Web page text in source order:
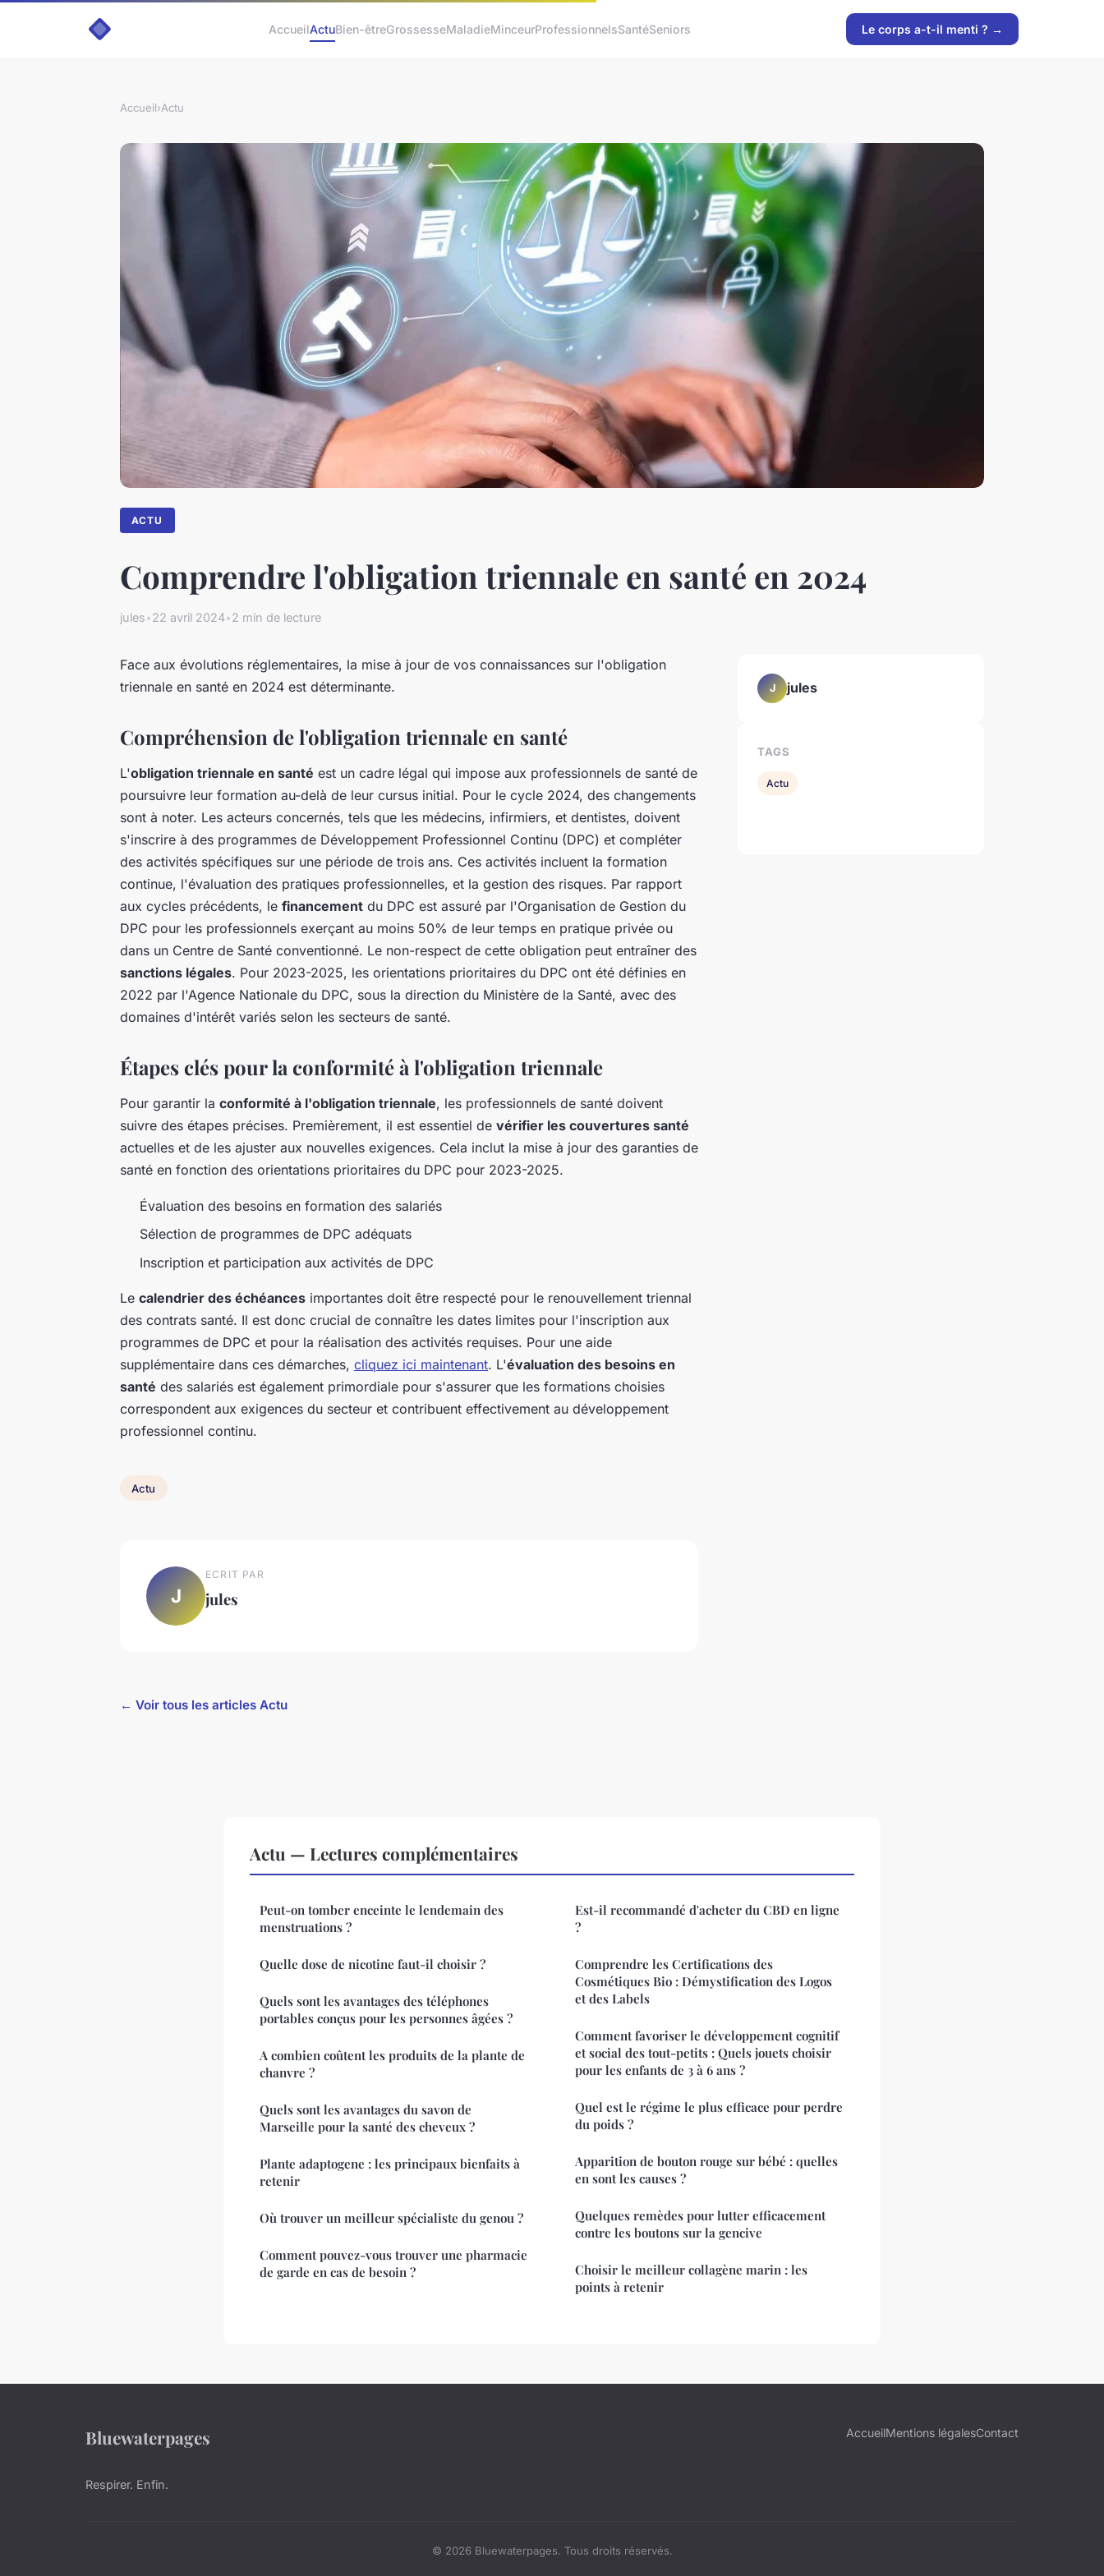
AccueilActuBien-êtreGrossesseMaladieMinceurProfessionnelsSantéSeniors Le corps a-t-il menti ? →
Accueil›Actu
ACTU
Comprendre l'obligation triennale en santé en 2024
jules•22 avril 2024•2 min de lecture
Face aux évolutions réglementaires, la mise à jour de vos connaissances sur l'obligation
triennale en santé en 2024 est déterminante.
Compréhension de l'obligation triennale en santé
L'obligation triennale en santé est un cadre légal qui impose aux professionnels de santé de
poursuivre leur formation au-delà de leur cursus initial. Pour le cycle 2024, des changements
sont à noter. Les acteurs concernés, tels que les médecins, infirmiers, et dentistes, doivent
s'inscrire à des programmes de Développement Professionnel Continu (DPC) et compléter
des activités spécifiques sur une période de trois ans. Ces activités incluent la formation
continue, l'évaluation des pratiques professionnelles, et la gestion des risques. Par rapport
aux cycles précédents, le financement du DPC est assuré par l'Organisation de Gestion du
DPC pour les professionnels exerçant au moins 50% de leur temps en pratique privée ou
dans un Centre de Santé conventionné. Le non-respect de cette obligation peut entraîner des
sanctions légales. Pour 2023-2025, les orientations prioritaires du DPC ont été définies en
2022 par l'Agence Nationale du DPC, sous la direction du Ministère de la Santé, avec des
domaines d'intérêt variés selon les secteurs de santé.
Étapes clés pour la conformité à l'obligation triennale
Pour garantir la conformité à l'obligation triennale, les professionnels de santé doivent
suivre des étapes précises. Premièrement, il est essentiel de vérifier les couvertures santé
actuelles et de les ajuster aux nouvelles exigences. Cela inclut la mise à jour des garanties de
santé en fonction des orientations prioritaires du DPC pour 2023-2025.
Évaluation des besoins en formation des salariés
Sélection de programmes de DPC adéquats
Inscription et participation aux activités de DPC
Le calendrier des échéances importantes doit être respecté pour le renouvellement triennal
des contrats santé. Il est donc crucial de connaître les dates limites pour l'inscription aux
programmes de DPC et pour la réalisation des activités requises. Pour une aide
supplémentaire dans ces démarches, cliquez ici maintenant. L'évaluation des besoins en
santé des salariés est également primordiale pour s'assurer que les formations choisies
correspondent aux exigences du secteur et contribuent effectivement au développement
professionnel continu.
Actu
J
ECRIT PAR
jules
← Voir tous les articles Actu
J jules
TAGS
Actu
Actu — Lectures complémentaires
Peut-on tomber enceinte le lendemain des
menstruations ?
Quelle dose de nicotine faut-il choisir ?
Quels sont les avantages des téléphones
portables conçus pour les personnes âgées ?
A combien coûtent les produits de la plante de
chanvre ?
Quels sont les avantages du savon de
Marseille pour la santé des cheveux ?
Plante adaptogene : les principaux bienfaits à
retenir
Où trouver un meilleur spécialiste du genou ?
Comment pouvez-vous trouver une pharmacie
de garde en cas de besoin ?
Est-il recommandé d'acheter du CBD en ligne
?
Comprendre les Certifications des
Cosmétiques Bio : Démystification des Logos
et des Labels
Comment favoriser le développement cognitif
et social des tout-petits : Quels jouets choisir
pour les enfants de 3 à 6 ans ?
Quel est le régime le plus efficace pour perdre
du poids ?
Apparition de bouton rouge sur bébé : quelles
en sont les causes ?
Quelques remèdes pour lutter efficacement
contre les boutons sur la gencive
Choisir le meilleur collagène marin : les
points à retenir
Bluewaterpages
Respirer. Enfin.
AccueilMentions légalesContact
© 2026 Bluewaterpages. Tous droits réservés.